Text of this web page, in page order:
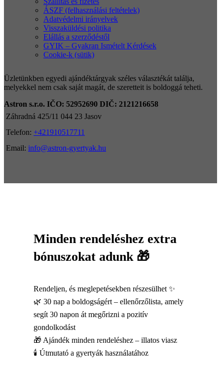
ÁSZF (felhasználási feltételek)
Adatvédelmi irányelvek
Visszaküldési politika
Elállás a szerződéstől
GYIK – Gyakran Ismételt Kérdések
Cookie-k (sütik)
Üzletünkben egyedi ajándéktárgyak széles választékát találja,
melyekkel nem csak saját magát, de szeretteit is boldoggá teheti.
Astron s.r.o. IČO: 52952690 DIČ: 2121216658
Záhradná 425/11 044 23 Jasov
Telefon: +421910517711
Email: info@astron-gyertyak.hu
Minden rendeléshez extra
bónuszokat adunk 🎁
Rendeljen, és meglepetésekben részesülhet ✨
🌿 30 nap a boldogságért – ellenőrzőlista, amely
segít 30 napon át megőrizni a pozitív
gondolkodást
🎁 Ajándék minden rendeléshez – illatos viasz
🕯️ Útmutató a gyertyák használatához